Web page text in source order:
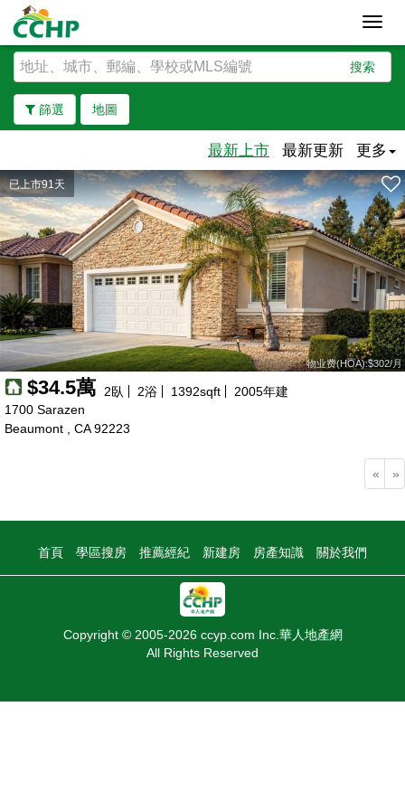
搜索
篩選 地圖
去除邊界
最新上市 最新更新 更多
已上市91天
物业费(HOA):$302/月
$34.5萬 2臥 2浴 1392sqft 2005年建
1700 Sarazen
Beaumont , CA 92223
« »
首頁 學區搜房 推薦經紀 新建房 房產知識 關於我們
Copyright © 2005-2026 ccyp.com Inc.華人地產網
All Rights Reserved